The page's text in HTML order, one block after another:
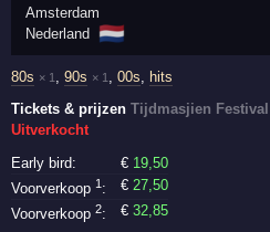
Amsterdam
Nederland
🇳🇱
80s × 1 ,90s × 1 ,00s, hits
Tickets & prijzenTijdmasjien Festival
Uitverkocht
Early bird:
€ 19 ,50
Voorverkoop1 : € 27 ,50
Voorverkoop2: €32 ,85